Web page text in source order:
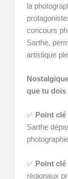
la
concours
Sarthe,
artistique
que tu dois
✅ Point clé
Sarthe
✅ Point clé
régionaux